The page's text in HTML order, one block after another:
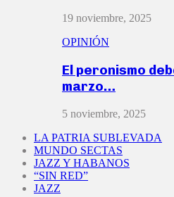
19 noviembre, 2025
OPINIÓN
El peronismo
marzo…
5 noviembre, 2025
LA PATRIA SUBLEVADA
MUNDO SECTAS
JAZZ Y HABANOS
“SIN RED”
JAZZ